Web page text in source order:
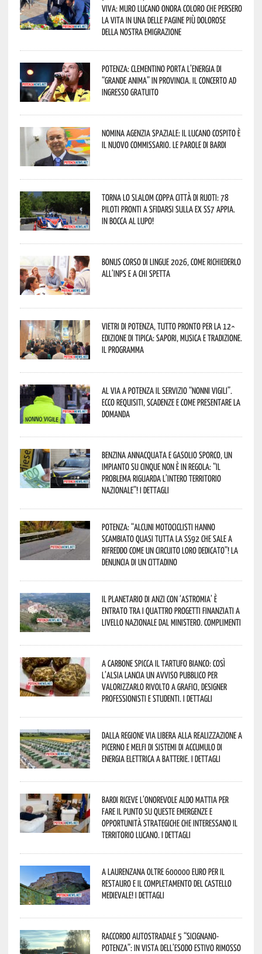
viva: Muro Lucano onora coloro che persero
la vita in una delle pagine più dolorose
della nostra emigrazione
Potenza: Clementino porta l’energia di
“Grande Anima” in provincia. Il concerto ad
ingresso gratuito
Nomina Agenzia Spaziale: il lucano Cospito è
il nuovo commissario. Le parole di Bardi
Torna lo Slalom Coppa Città di Ruoti: 78
piloti pronti a sfidarsi sulla ex SS7 Appia.
In bocca al lupo!
Bonus corso di lingue 2026, come richiederlo
all’INPS e a chi spetta
Vietri di Potenza, tutto pronto per la 12^
Edizione di Tipica: sapori, musica e tradizione.
Il programma
Al via a Potenza il servizio “Nonni Vigili”.
Ecco requisiti, scadenze e come presentare la
domanda
Benzina annacquata e gasolio sporco, un
impianto su cinque non è in regola: “il
problema riguarda l’intero territorio
Nazionale”! I dettagli
Potenza: “alcuni motociclisti hanno
scambiato quasi tutta la SS92 che sale a
Rifreddo come un circuito loro dedicato”! La
denuncia di un cittadino
Il Planetario di Anzi con ‘Astromia’ è
entrato tra i quattro progetti finanziati a
livello nazionale dal Ministero. Complimenti
A Carbone spicca il tartufo bianco: così
l’Alsia lancia un avviso pubblico per
valorizzarlo rivolto a grafici, designer
professionisti e studenti. I dettagli
Dalla Regione via libera alla realizzazione a
Picerno e Melfi di sistemi di accumulo di
energia elettrica a batterie. I dettagli
Bardi riceve l’onorevole Aldo Mattia per
fare il punto su queste emergenze e
opportunità strategiche che interessano il
territorio lucano. I dettagli
A Laurenzana oltre 600000 euro per il
restauro e il completamento del Castello
Medievale! I dettagli
Raccordo Autostradale 5 “Sicignano-
Potenza”: in vista dell’esodo estivo rimosso